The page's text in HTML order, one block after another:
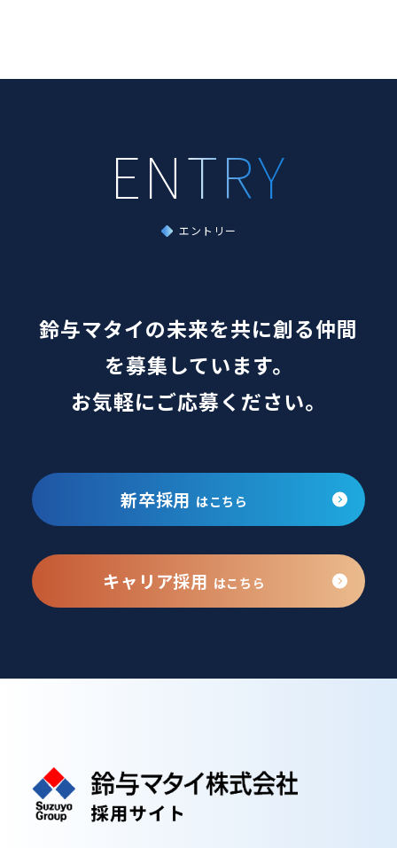
エントリー
鈴与マタイの未来を共に創る仲間
を募集しています。
お気軽にご応募ください。
新卒採用 はこちら
キャリア採用 はこちら